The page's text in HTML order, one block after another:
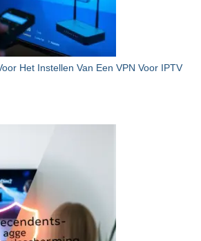
Het Instellen Van Een VPN Voor IPTV